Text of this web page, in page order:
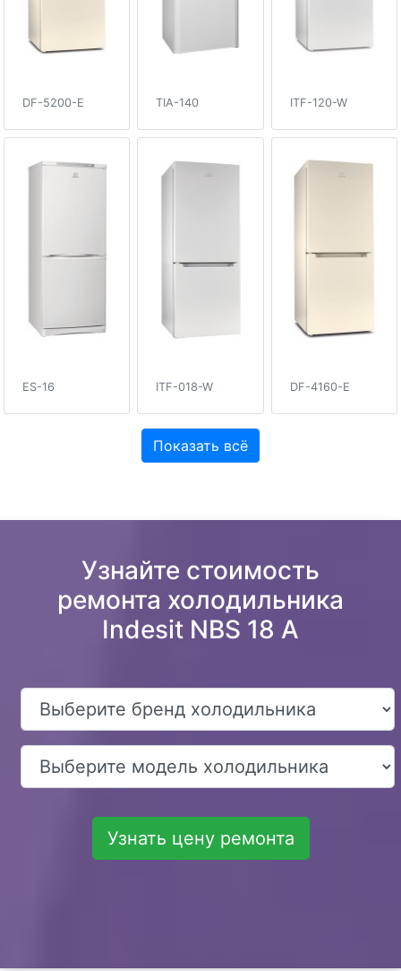
DF-5200-E TIA-140 ITF-120-W
ES-16 ITF-018-W DF-4160-E
Показать всё
Узнайте стоимость
ремонта холодильника
Indesit NBS 18 A
Узнать цену ремонта